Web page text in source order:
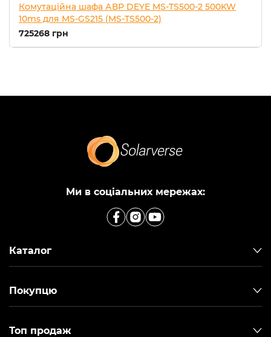
Комутаційна шафа АВР DEYE MS-TS500-2 500KW
10ms для MS-GS215 (MS-TS500-2)
725268 грн
Ми в соціальних мережах:
Каталог
Покупцю
Топ продаж